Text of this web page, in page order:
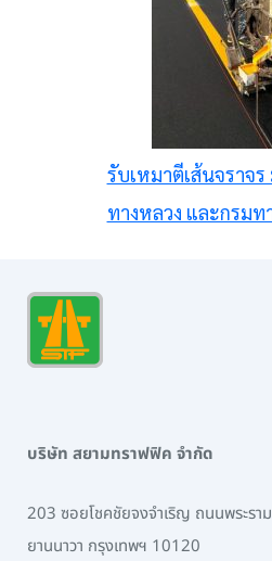
รับเหมาตีเส้นจราจ
ทางหลวง และกรม
บริษัท สยามทราฟฟิค จำกัด
203 ซอยโชคชัยจงจำเริญ ถนนพระรา
ยานนาวา กรุงเทพฯ 10120